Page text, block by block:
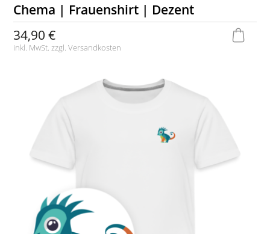
Chema | Frauenshirt | Dezent
34,90 €
inkl. MwSt. zzgl.Versandkosten